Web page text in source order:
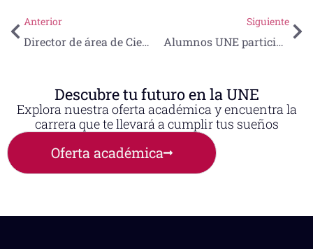
Anterior
Director de área de Ciencias de la Salud presenta propuesta educativa en Congreso Mundial de Pediatría
Siguiente
Alumnos UNE participan en simulacro de accidente aéreo en el Aeropuerto de Tampico
Descubre tu futuro en la UNE
Explora nuestra oferta académica y encuentra la
carrera que te llevará a cumplir tus sueños
Oferta académica